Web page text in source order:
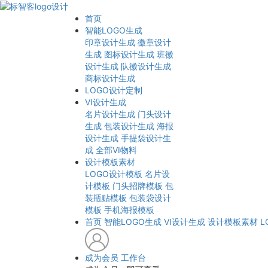
首页
智能LOGO生成
印章设计生成 徽章设计
生成 图标设计生成 班徽
设计生成 队徽设计生成
商标设计生成
LOGO设计定制
VI设计生成
名片设计生成 门头设计
生成 包装设计生成 海报
设计生成 手提袋设计生
成 全部VI物料
设计模板素材
LOGO设计模板 名片设
计模板 门头招牌模板 包
装瓶贴模板 包装袋设计
模板 手机海报模板
首页 智能LOGO生成 VI设计生成 设计模板素材
成为会员 工作台